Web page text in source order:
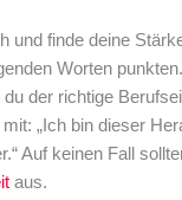
und finde deine
Worten
der richtige
„Ich bin dieser
Auf keinen Fall
aus.